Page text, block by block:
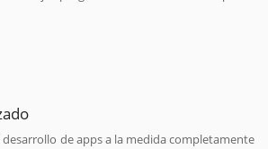
desarrollo de apps a la medida completamente